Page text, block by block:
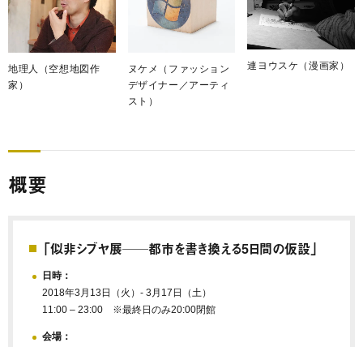
地理人（空想地図作
家）
ヌケメ（ファッション
デザイナー／アーティ
スト）
連ヨウスケ（漫画家）
概要
「似非シブヤ展──都市を書き換える5日間の仮設」
日時：
2018年3月13日（火）- 3月17日（土）
11:00 – 23:00 ※最終日のみ20:00閉館
会場：